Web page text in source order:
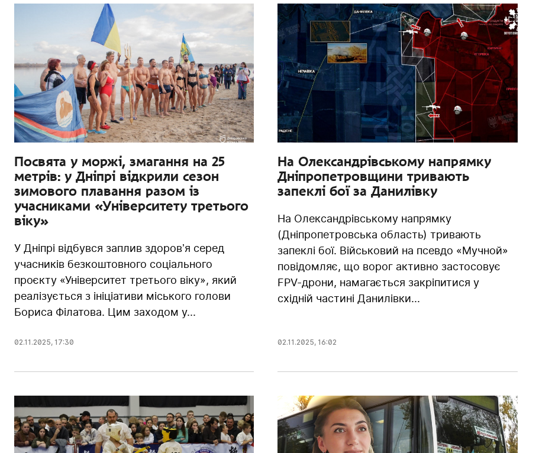
Посвята у моржі, змагання на 25
метрів: у Дніпрі відкрили сезон
зимового плавання разом із
учасниками «Університету третього
віку»
У Дніпрі відбувся заплив здоровʼя серед
учасників безкоштовного соціального
проєкту «Університет третього віку», який
реалізується з ініціативи міського голови
Бориса Філатова. Цим заходом у...
02.11.2025, 17:30
На Олександрівському напрямку
Дніпропетровщини тривають
запеклі бої за Данилівку
На Олександрівському напрямку
(Дніпропетровська область) тривають
запеклі бої. Військовий на псевдо «Мучной»
повідомляє, що ворог активно застосовує
FPV-дрони, намагається закріпитися у
східній частині Данилівки...
02.11.2025, 16:02